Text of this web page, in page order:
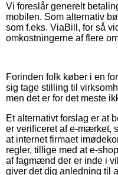
Vi foreslår generelt
mobilen. Som alternativ
som f.eks. ViaBill, for så
omkostningerne af flere
Forinden folk køber i en
sig tage stilling til
men det er for det meste
Et alternativt forslag er at
er verificeret af e-mærket,
at internet firmaet
regler, tillige med at e-
af fagmænd der er inde i
giver det dig anledning til